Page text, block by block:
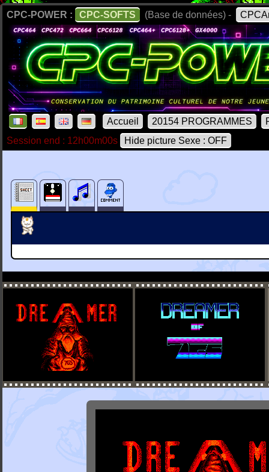
CPC-POWER : CPC-SOFTS (Base de données) -
Accueil 20154 PROGRAMMES
Session end : 12h00m00s
Hide picture Sexe : OFF